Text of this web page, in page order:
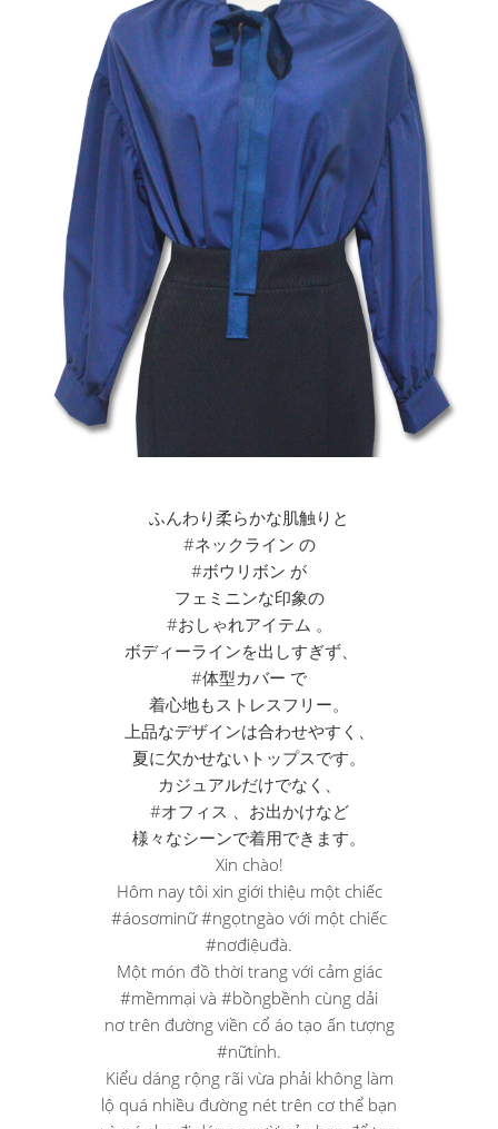
ふんわり柔らかな肌触りと
#ネックライン の
#ボウリボン が
フェミニンな印象の
#おしゃれアイテム 。
ボディーラインを出しすぎず、
#体型カバー で
着心地もストレスフリー。
上品なデザインは合わせやすく、
夏に欠かせないトップスです。
カジュアルだけでなく、
#オフィス 、お出かけなど
様々なシーンで着用できます。
Xin chào!
Hôm nay tôi xin giới thiệu một chiếc
#áosơminữ #ngọtngào với một chiếc
#nơđiệuđà.
Một món đồ thời trang với cảm giác
#mềmmại và #bồngbềnh cùng dải
nơ trên đường viền cổ áo tạo ấn tượng
#nữtính.
Kiểu dáng rộng rãi vừa phải không làm
lộ quá nhiều đường nét trên cơ thể bạn